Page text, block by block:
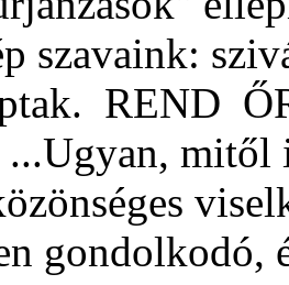
szavaink:
REND
mitől